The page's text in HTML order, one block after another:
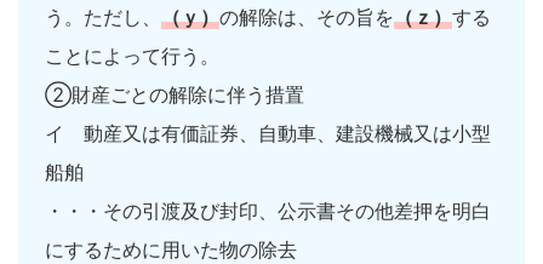
う。ただし、（ｙ）の解除は、その旨を（ｚ）する
ことによって行う。
②財産ごとの解除に伴う措置
イ 動産又は有価証券、自動車、建設機械又は小型
船舶
・・・その引渡及び封印、公示書その他差押を明白
にするために用いた物の除去